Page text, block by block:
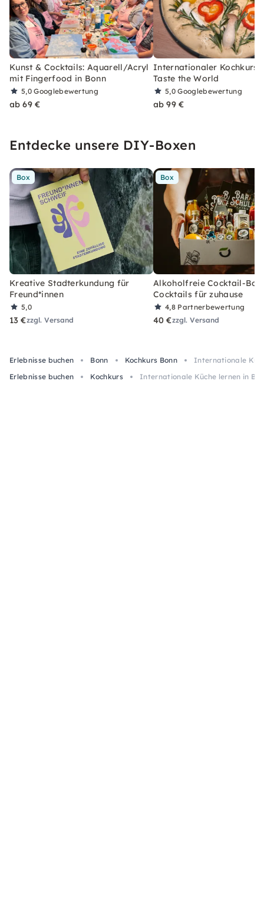
Kunst & Cocktails: Aquarell/Acryl
mit Fingerfood in Bonn
5,0Googlebewertung
ab 69 €
Internationaler Kochkurs
Taste the World
5,0Googlebewertung
ab 99 €
Entdecke unsere DIY-Boxen
Box
Kreative Stadterkundung für
Freund*innen
5,0
13 €zzgl. Versand
Box
Alkoholfreie Cocktail-Box
Cocktails für zuhause
4,8 Partnerbewertung
40 €zzgl. Versand
Erlebnisse buchen Bonn Kochkurs Bonn
Internationale
Erlebnisse buchen
Kochkurs Internationale Küche lernen in